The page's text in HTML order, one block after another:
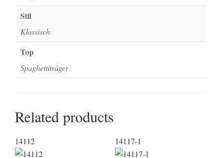
Stil
Klassisch
Top
Spaghettiträger
Related products
14112 14117-1